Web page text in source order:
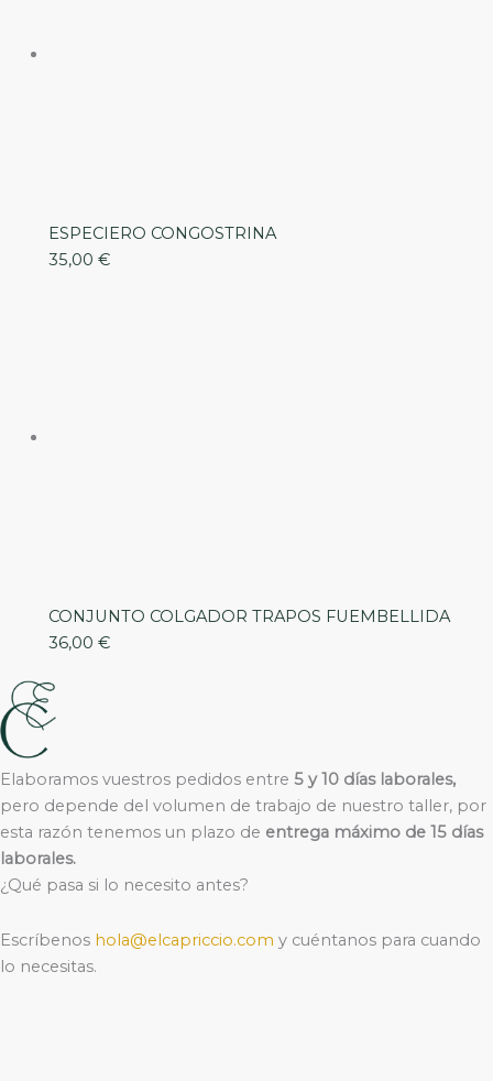
ESPECIERO CONGOSTRINA
35,00 €
CONJUNTO COLGADOR TRAPOS FUEMBELLIDA
36,00 €
Elaboramos vuestros pedidos entre 5 y 10 días laborales,
pero depende del volumen de trabajo de nuestro taller, por
esta razón tenemos un plazo de entrega máximo de 15 días
laborales.
¿Qué pasa si lo necesito antes?
Escríbenos hola@elcapriccio.com y cuéntanos para cuando
lo necesitas.